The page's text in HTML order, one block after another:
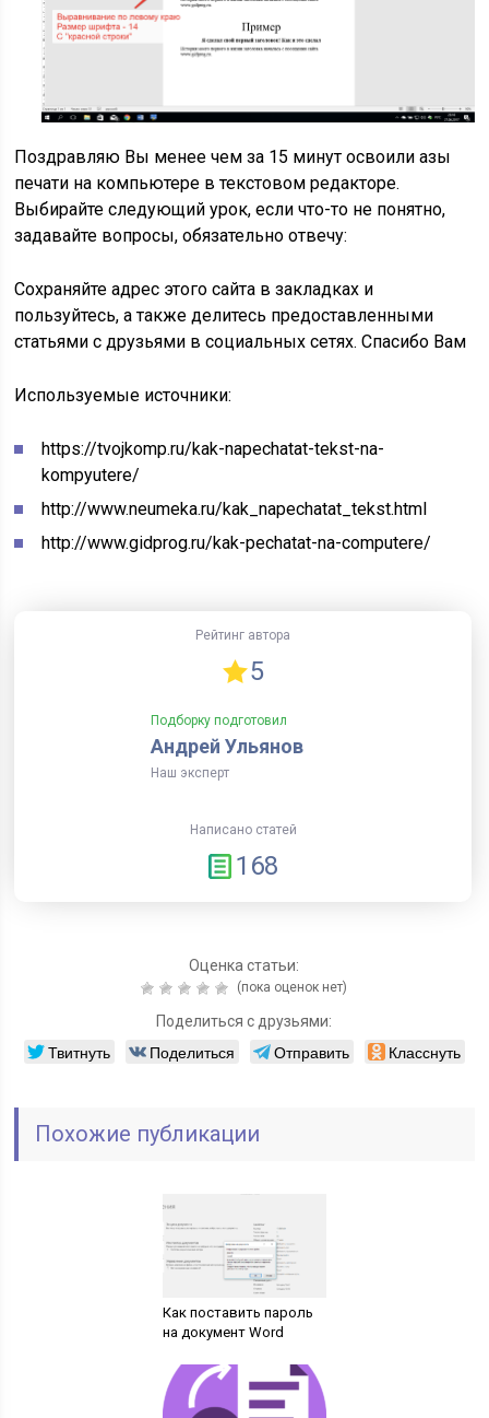
Поздравляю Вы менее чем за 15 минут освоили азы
печати на компьютере в текстовом редакторе.
Выбирайте следующий урок, если что-то не понятно,
задавайте вопросы, обязательно отвечу:
Сохраняйте адрес этого сайта в закладках и
пользуйтесь, а также делитесь предоставленными
статьями с друзьями в социальных сетях. Спасибо Вам
Используемые источники:
https://tvojkomp.ru/kak-napechatat-tekst-na-
kompyutere/
http://www.neumeka.ru/kak_napechatat_tekst.html
http://www.gidprog.ru/kak-pechatat-na-computere/
Рейтинг автора
5
Подборку подготовил
Андрей Ульянов
Наш эксперт
Написано статей
168
Оценка статьи:
(пока оценок нет)
Поделиться с друзьями:
Твитнуть Поделиться Отправить Класснуть
Похожие публикации
Как поставить пароль
на документ Word